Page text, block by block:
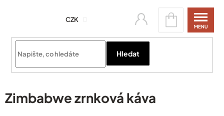
CZK
Hledat
Nákupní
košík
Zimbabwe zrnková káva